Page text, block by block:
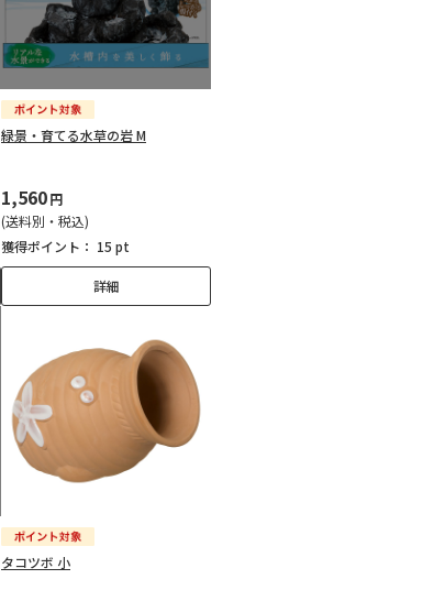
緑景・育てる水草の岩 M
1,560円
(送料別・税込)
獲得ポイント： 15 pt
詳細
タコツボ 小